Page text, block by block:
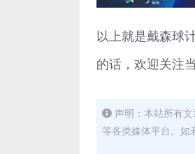
以上就是戴森球
的话，欢迎关注
声明：本站所有
等各类媒体平台。